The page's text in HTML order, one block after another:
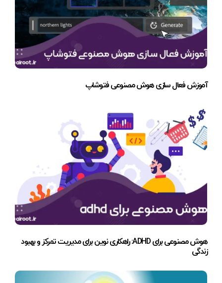
آموزش فعال سازی هوش مصنوعی فتوشاپ
هوش مصنوعی برای ADHD: راهکاری نوین برای مدیریت تمرکز و بهبود
زندگی